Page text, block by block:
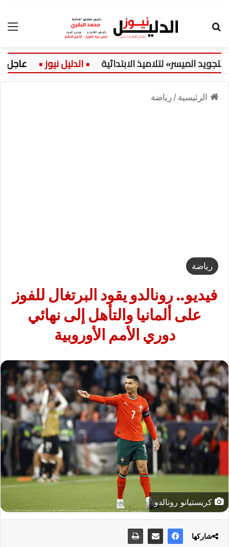
الميسر» لتلاميذ الابتدائية عاجل:
الرئيسية / رياضة
رياضة
فيديو.. رونالدو يقود البرتغال للفوز
على ألمانيا والتأهل إلى نهائي
دوري الأمم الأوروبية
كريستيانو رونالدو
شاركها